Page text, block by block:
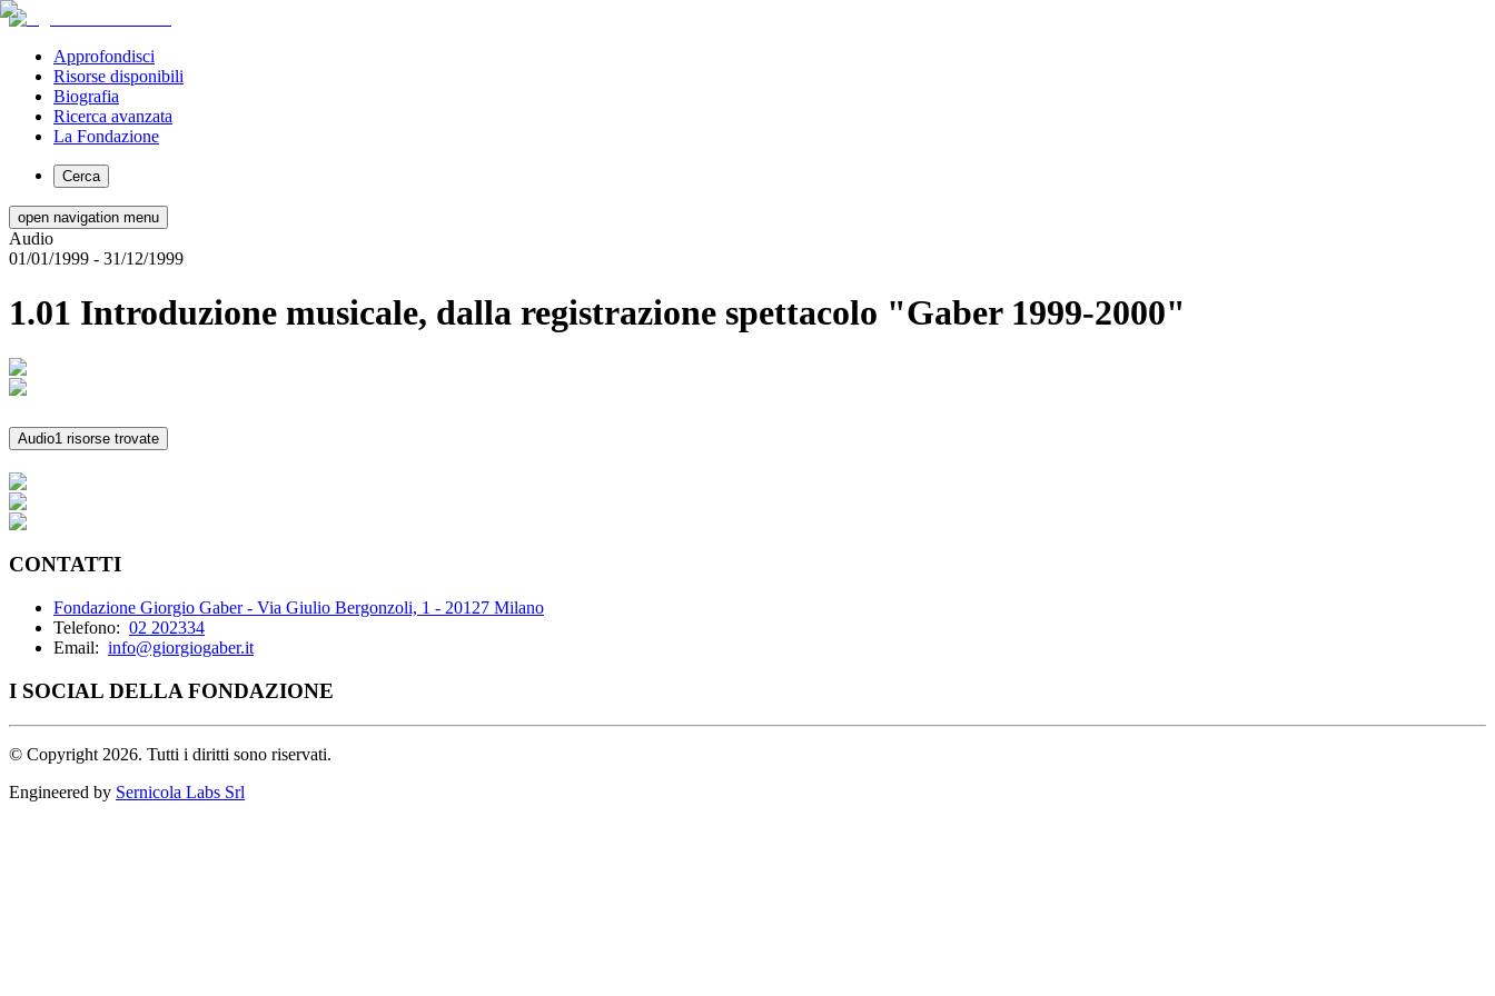
Approfondisci
Risorse disponibili
Biografia
Ricerca avanzata
La Fondazione
Cerca
open navigation menu
Audio
01/01/1999 - 31/12/1999
1.01 Introduzione musicale, dalla registrazione spettacolo "Gaber 1999-2000"
Audio1 risorse trovate
CONTATTI
Fondazione Giorgio Gaber - Via Giulio Bergonzoli, 1 - 20127 Milano
Telefono: 02 202334
Email: info@giorgiogaber.it
I SOCIAL DELLA FONDAZIONE
© Copyright 2026. Tutti i diritti sono riservati.
Engineered by Sernicola Labs Srl